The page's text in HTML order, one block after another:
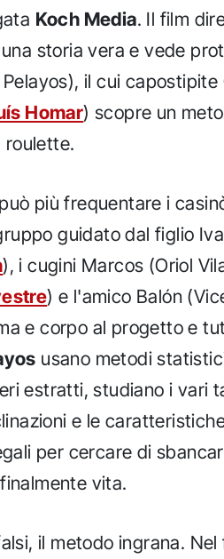
Koch Media. Il film
storia vera e vede
il cui capostipite
Homar) scopre un
roulette.
più frequentare i
guidato dal figlio
), i cugini Marcos (Oriol
) e l'amico Balón
e corpo al progetto e
usano metodi
estratti, studiano i vari
e le
per cercare di
vita.
il metodo ingrana.